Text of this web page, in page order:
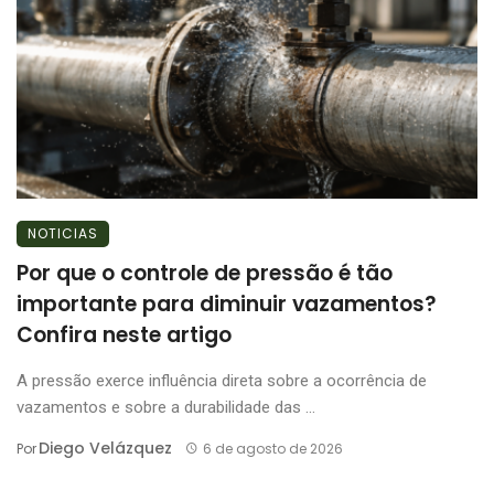
NOTICIAS
Por que o controle de pressão é tão
importante para diminuir vazamentos?
Confira neste artigo
A pressão exerce influência direta sobre a ocorrência de
vazamentos e sobre a durabilidade das ...
PorDiego Velázquez 6 de agosto de 2026